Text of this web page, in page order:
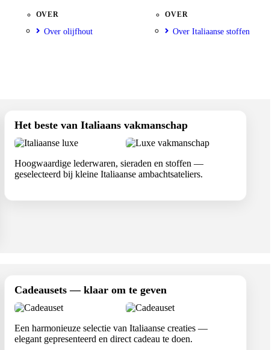
OVER
Over olijfhout
OVER
Over Italiaanse stoffen
Het beste van Italiaans vakmanschap
Hoogwaardige lederwaren, sieraden en stoffen —
geselecteerd bij kleine Italiaanse ambachtsateliers.
Cadeausets — klaar om te geven
Een harmonieuze selectie van Italiaanse creaties —
elegant gepresenteerd en direct cadeau te doen.